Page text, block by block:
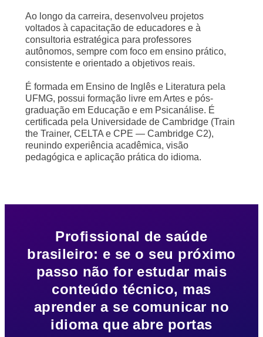
Ao longo da carreira, desenvolveu projetos
voltados à capacitação de educadores e à
consultoria estratégica para professores
autônomos, sempre com foco em ensino prático,
consistente e orientado a objetivos reais.
É formada em Ensino de Inglês e Literatura pela
UFMG, possui formação livre em Artes e pós-
graduação em Educação e em Psicanálise. É
certificada pela Universidade de Cambridge (Train
the Trainer, CELTA e CPE — Cambridge C2),
reunindo experiência acadêmica, visão
pedagógica e aplicação prática do idioma.
Profissional de saúde
brasileiro: e se o seu próximo
passo não for estudar mais
conteúdo técnico, mas
aprender a se comunicar no
idioma que abre portas